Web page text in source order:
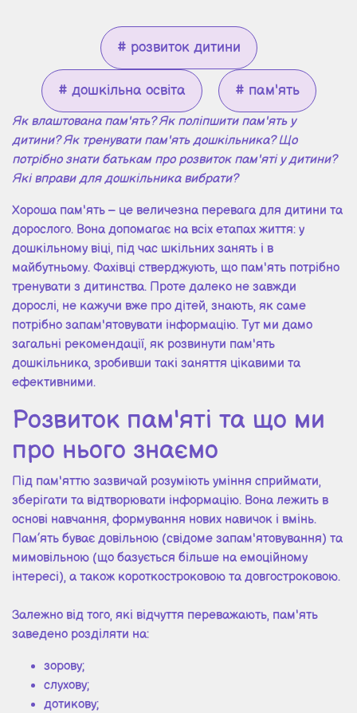
# розвиток дитини
# дошкільна освіта # пам'ять
Як влаштована пам'ять? Як поліпшити пам'ять у
дитини? Як тренувати пам'ять дошкільника? Що
потрібно знати батькам про розвиток пам'яті у дитини?
Які вправи для дошкільника вибрати?
Хороша пам'ять – це величезна перевага для дитини та
дорослого. Вона допомагає на всіх етапах життя: у
дошкільному віці, під час шкільних занять і в
майбутньому. Фахівці стверджують, що пам'ять потрібно
тренувати з дитинства. Проте далеко не завжди
дорослі, не кажучи вже про дітей, знають, як саме
потрібно запам'ятовувати інформацію. Тут ми дамо
загальні рекомендації, як розвинути пам'ять
дошкільника, зробивши такі заняття цікавими та
ефективними.
Розвиток пам'яті та що ми
про нього знаємо
Під пам'яттю зазвичай розуміють уміння сприймати,
зберігати та відтворювати інформацію. Вона лежить в
основі навчання, формування нових навичок і вмінь.
Пам’ять буває довільною (свідоме запам'ятовування) та
мимовільною (що базується більше на емоційному
інтересі), а також короткостроковою та довгостроковою.
Залежно від того, які відчуття переважають, пам'ять
заведено розділяти на:
зорову;
слухову;
дотикову;